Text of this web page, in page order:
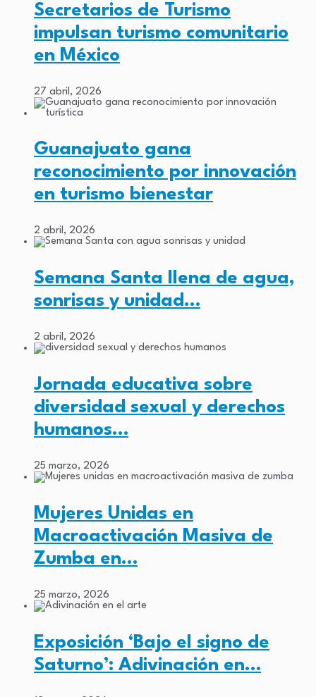
Secretarios de Turismo
impulsan turismo comunitario
en México
27 abril, 2026
Guanajuato gana
reconocimiento por innovación
en turismo bienestar
2 abril, 2026
Semana Santa llena de agua,
sonrisas y unidad…
2 abril, 2026
Jornada educativa sobre
diversidad sexual y derechos
humanos…
25 marzo, 2026
Mujeres Unidas en
Macroactivación Masiva de
Zumba en…
25 marzo, 2026
Exposición ‘Bajo el signo de
Saturno’: Adivinación en…